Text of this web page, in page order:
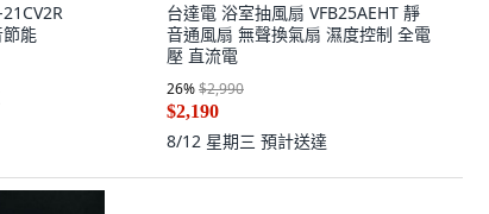
能
台達電 浴室抽風扇 VFB25AEHT 靜
音通風扇 無聲換氣扇 濕度控制 全電
壓 直流電
26%$2,990
$2,190
8/12 星期三 預計送達